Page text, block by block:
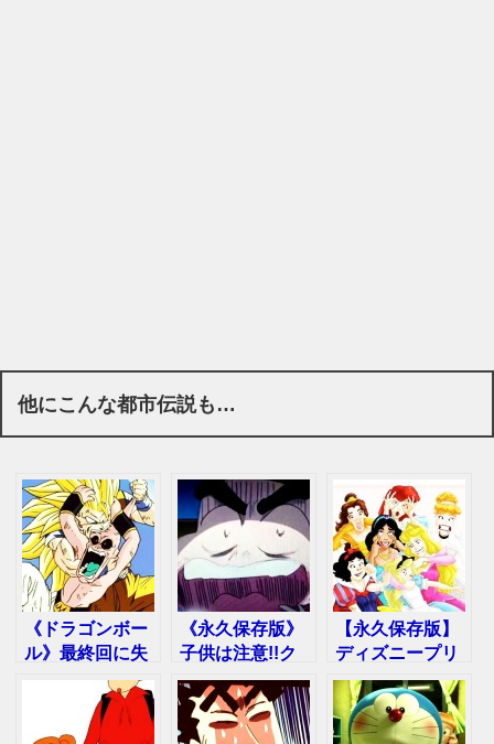
他にこんな都市伝説も…
《ドラゴンボー
ル》最終回に失
望の声…残念な
事実が明らか
《永久保存版》
子供は注意!!ク
レヨンしんちゃ
んの怖い話ラン
キング
【永久保存版】
ディズニープリ
ンセス・都市伝
説まとめ